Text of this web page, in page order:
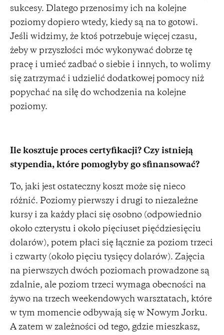
sukcesy. Dlatego przenosimy ich na kolejne
poziomy dopiero wtedy, kiedy są na to gotowi.
Jeśli widzimy, że ktoś potrzebuje więcej czasu,
żeby w przyszłości móc wykonywać dobrze tę
pracę i umieć zadbać o siebie i innych, to wolimy
się zatrzymać i udzielić dodatkowej pomocy niż
popychać na siłę do wchodzenia na kolejne
poziomy.
Ile kosztuje proces certyfikacji? Czy istnieją
stypendia, które pomogłyby go sfinansować?
To, jaki jest ostateczny koszt może się nieco
różnić. Poziomy pierwszy i drugi to niezależne
kursy i za każdy płaci się osobno (odpowiednio
około czterystu i około pięciuset pięćdziesięciu
dolarów), potem płaci się łącznie za poziom trzeci
i czwarty (około pięciu tysięcy dolarów). Zajęcia
na pierwszych dwóch poziomach prowadzone są
zdalnie, ale poziom trzeci wymaga obecności na
żywo na trzech weekendowych warsztatach, które
w tym momencie odbywają się w Nowym Jorku.
A zatem w zależności od tego, gdzie mieszkasz,